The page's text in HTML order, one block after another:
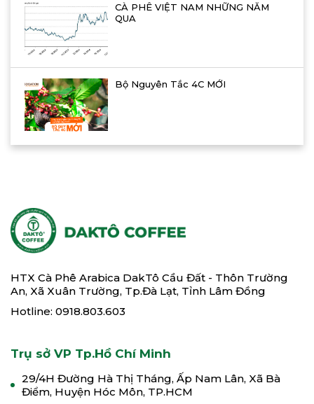
CÀ PHÊ VIỆT NAM NHỮNG NĂM
QUA
Bộ Nguyên Tắc 4C MỚI
HTX Cà Phê Arabica DakTô Cầu Đất - Thôn Trường
An, Xã Xuân Trường, Tp.Đà Lạt, Tỉnh Lâm Đồng
Hotline: 0918.803.603
Trụ sở VP Tp.Hồ Chí Minh
29/4H Đường Hà Thị Tháng, Ấp Nam Lân, Xã Bà
Điểm, Huyện Hóc Môn, TP.HCM